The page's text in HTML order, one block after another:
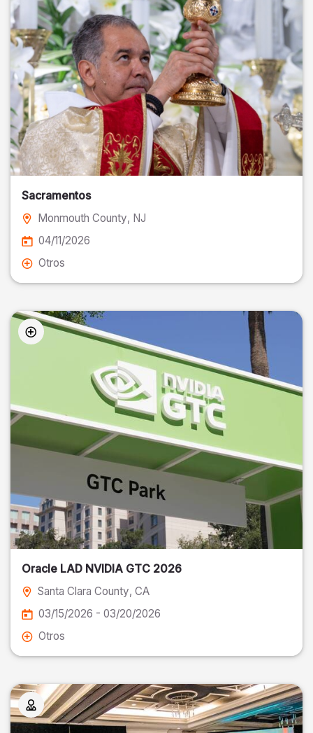
Sacramentos
Monmouth County, NJ
04/11/2026
Otros
Oracle LAD NVIDIA GTC 2026
Santa Clara County, CA
03/15/2026 - 03/20/2026
Otros